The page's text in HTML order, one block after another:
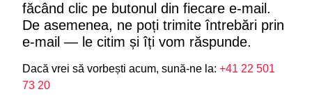
făcând clic pe butonul din fiecare e-mail.
De asemenea, ne poți trimite întrebări prin
e-mail — le citim și îți vom răspunde.
Dacă vrei să vorbești acum, sună-ne la: +41 22 501
73 20